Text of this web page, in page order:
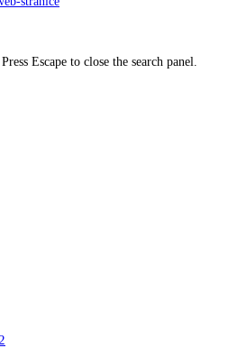
Press Escape to close the search panel.